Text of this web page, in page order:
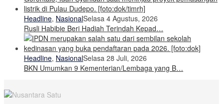
Headline, NasionalSelasa 4 Agustus, 2026
Rusli Habibie Beri Hadiah Terindah Kepad…
Headline, NasionalSelasa 28 Juli, 2026
BKN Umumkan 9 Kementerian/Lembaga yang B…